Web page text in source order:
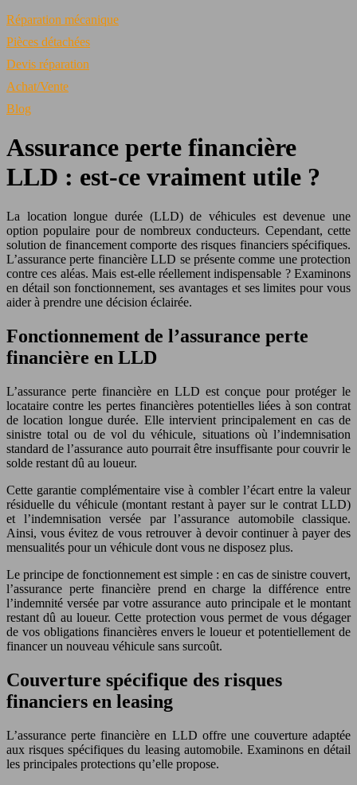
Réparation mécanique
Pièces détachées
Devis réparation
Achat/Vente
Blog
Assurance perte financière
LLD : est-ce vraiment utile ?
La location longue durée (LLD) de véhicules est devenue une
option populaire pour de nombreux conducteurs. Cependant, cette
solution de financement comporte des risques financiers spécifiques.
L’assurance perte financière LLD se présente comme une protection
contre ces aléas. Mais est-elle réellement indispensable ? Examinons
en détail son fonctionnement, ses avantages et ses limites pour vous
aider à prendre une décision éclairée.
Fonctionnement de l’assurance perte
financière en LLD
L’assurance perte financière en LLD est conçue pour protéger le
locataire contre les pertes financières potentielles liées à son contrat
de location longue durée. Elle intervient principalement en cas de
sinistre total ou de vol du véhicule, situations où l’indemnisation
standard de l’assurance auto pourrait être insuffisante pour couvrir le
solde restant dû au loueur.
Cette garantie complémentaire vise à combler l’écart entre la valeur
résiduelle du véhicule (montant restant à payer sur le contrat LLD)
et l’indemnisation versée par l’assurance automobile classique.
Ainsi, vous évitez de vous retrouver à devoir continuer à payer des
mensualités pour un véhicule dont vous ne disposez plus.
Le principe de fonctionnement est simple : en cas de sinistre couvert,
l’assurance perte financière prend en charge la différence entre
l’indemnité versée par votre assurance auto principale et le montant
restant dû au loueur. Cette protection vous permet de vous dégager
de vos obligations financières envers le loueur et potentiellement de
financer un nouveau véhicule sans surcoût.
Couverture spécifique des risques
financiers en leasing
L’assurance perte financière en LLD offre une couverture adaptée
aux risques spécifiques du leasing automobile. Examinons en détail
les principales protections qu’elle propose.